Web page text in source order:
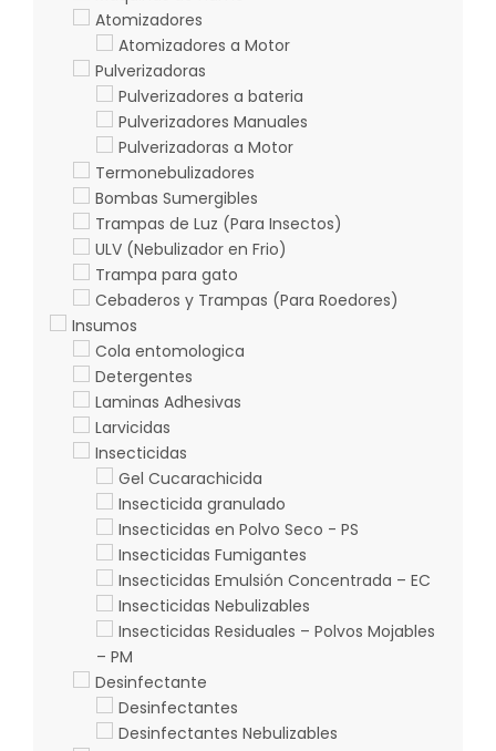
Atomizadores
Atomizadores a Motor
Pulverizadoras
Pulverizadores a bateria
Pulverizadores Manuales
Pulverizadoras a Motor
Termonebulizadores
Bombas Sumergibles
Trampas de Luz (Para Insectos)
ULV (Nebulizador en Frio)
Trampa para gato
Cebaderos y Trampas (Para Roedores)
Insumos
Cola entomologica
Detergentes
Laminas Adhesivas
Larvicidas
Insecticidas
Gel Cucarachicida
Insecticida granulado
Insecticidas en Polvo Seco - PS
Insecticidas Fumigantes
Insecticidas Emulsión Concentrada – EC
Insecticidas Nebulizables
Insecticidas Residuales – Polvos Mojables
– PM
Desinfectante
Desinfectantes
Desinfectantes Nebulizables